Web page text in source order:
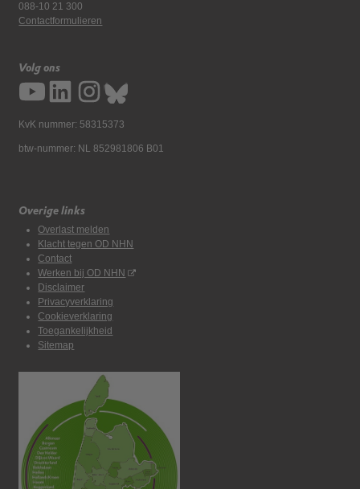
088-10 21 300
Contactformulieren
Volg ons
KvK nummer: 58315373
btw-nummer: NL 852981806 B01
Overige links
Overlast melden
Klacht tegen OD NHN
Contact
Werken bij OD NHN
Disclaimer
Privacyverklaring
Cookieverklaring
Toegankelijkheid
Sitemap